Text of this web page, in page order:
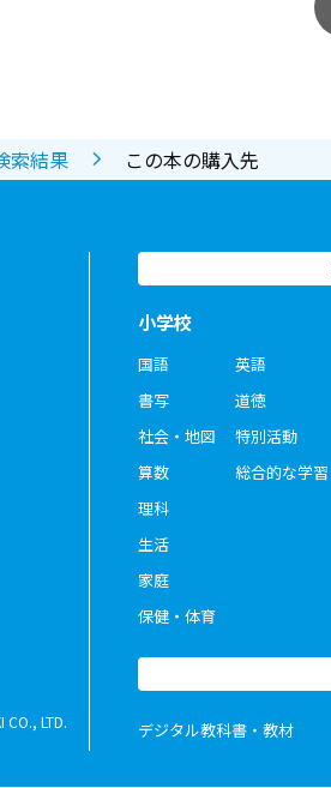
索結果 この本の購入先
LTD.
小学校
国語
書写
社会・地図
算数
理科
生活
家庭
保健・体育
英語
道徳
特別活動
総合的な学習
デジタル教科書・教材